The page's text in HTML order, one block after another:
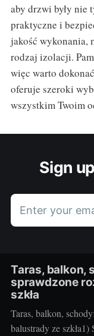
aby drzwi były nie
praktyczne i
jakość wykonania,
rodzaj izolacji.
więc warto
oferuje szeroki
wszystkim Twoim
Sign
Enter your
Taras, balkon,
sprawdzone
szkła
Taras, balkon,
balustrady ze